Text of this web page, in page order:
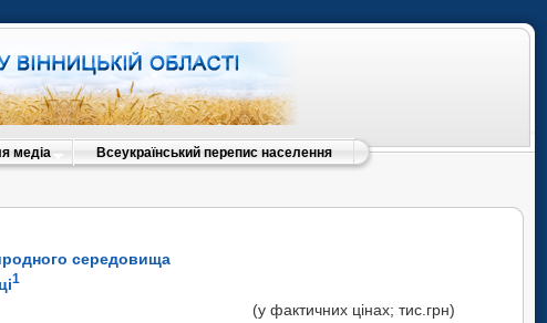
медіа Всеукраїнський перепис населення
середовища
1
(у фактичних цінах; тис.грн)